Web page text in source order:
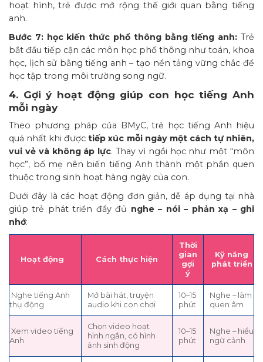
hoạt hình, trẻ được mở rộng thế giới quan bằng tiếng
anh.
Bước 7: học kiến thức phổ thông bằng tiếng anh: Trẻ
bắt đầu tiếp cận các môn học phổ thông như toán, khoa
học, lịch sử bằng tiếng anh – tạo nền tảng vững chắc để
học tập trong môi trường song ngữ.
4. Gợi ý hoạt động giúp con học tiếng Anh
mỗi ngày
Theo phương pháp của BMyC, trẻ học tiếng Anh hiệu
quả nhất khi đượctiếp xúc mỗi ngày một cách tự nhiên,
vui vẻ và không áp lực. Thay vì ngồi học như một “môn
học”, bố mẹ nên biến tiếng Anh thành một phần quen
thuộc trong sinh hoạt hàng ngày của con.
Dưới đây là các hoạt động đơn giản, dễ áp dụng tại nhà
giúp trẻ phát triển đầy đủ nghe – nói – phản xạ – ghi
nhớ:
Hoạt động Cách thực hiện
Thời
gian
gợi
ý
Kỹ năng
phát triển
Nghe tiếng Anh
thụ động
Mở bài hát, truyện
audio khi con chơi
10–15
phút
Nghe – làm
quen âm
Xem video tiếng
Anh
Chọn video hoạt
hình ngắn, có hình
ảnh sinh động
10–15
phút
Nghe – hiểu
ngữ cảnh